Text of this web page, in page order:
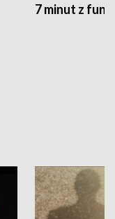
7 minut z